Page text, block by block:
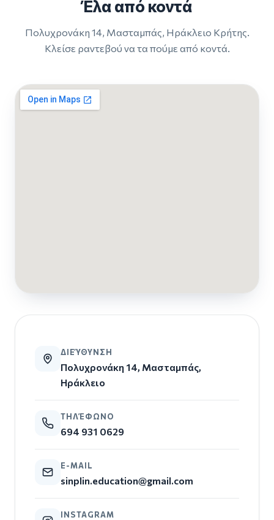
Έλα από κοντά
Πολυχρονάκη 14, Μασταμπάς, Ηράκλειο Κρήτης.
Κλείσε ραντεβού να τα πούμε από κοντά.
ΔΙΕΎΘΥΝΣΗ
Πολυχρονάκη 14, Μασταμπάς,
Ηράκλειο
ΤΗΛΈΦΩΝΟ
694 931 0629
E-MAIL
sinplin.education@gmail.com
INSTAGRAM